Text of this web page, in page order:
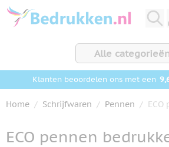
Ga naar de inhoud
Alle
Klanten beoordelen ons met een
Home / Schrijfwaren / Pennen / ECO
ECO pennen